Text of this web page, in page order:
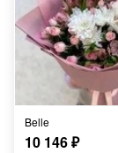
Belle
10 146₽